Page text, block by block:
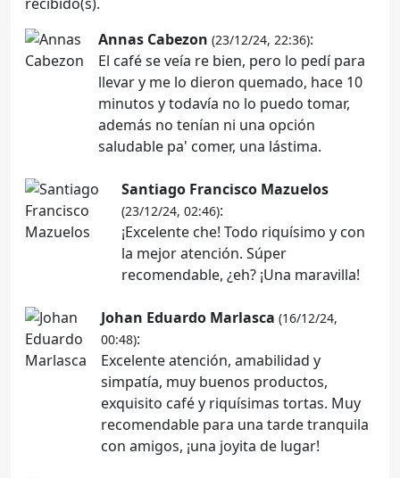
recibido(s).
Annas Cabezon (23/12/24, 22:36):
El café se veía re bien, pero lo pedí para
llevar y me lo dieron quemado, hace 10
minutos y todavía no lo puedo tomar,
además no tenían ni una opción
saludable pa' comer, una lástima.
Santiago Francisco Mazuelos
(23/12/24, 02:46):
¡Excelente che! Todo riquísimo y con
la mejor atención. Súper
recomendable, ¿eh? ¡Una maravilla!
Johan Eduardo Marlasca (16/12/24,
00:48):
Excelente atención, amabilidad y
simpatía, muy buenos productos,
exquisito café y riquísimas tortas. Muy
recomendable para una tarde tranquila
con amigos, ¡una joyita de lugar!